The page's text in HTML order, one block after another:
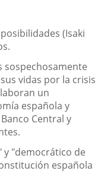
(Isaki
sospechosamente
vidas por la crisis
un
española y
Central y
y "democrático de
española